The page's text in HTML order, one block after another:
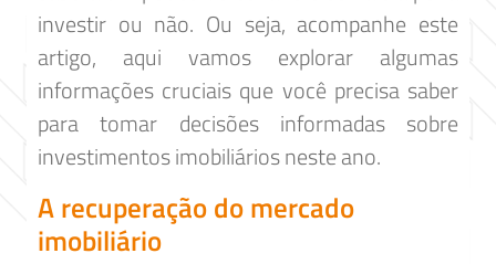
investir ou não. Ou seja, acompanhe este
artigo, aqui vamos explorar algumas
informações cruciais que você precisa saber
para tomar decisões informadas sobre
investimentos imobiliários neste ano.
A recuperação do mercado
imobiliário